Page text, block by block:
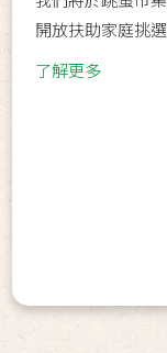
開放扶助家庭挑
了解更多